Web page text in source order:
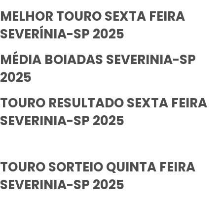
MELHOR TOURO SEXTA FEIRA
SEVERÍNIA-SP 2025
MÉDIA BOIADAS SEVERINIA-SP
2025
TOURO RESULTADO SEXTA FEIRA
SEVERINIA-SP 2025
TOURO SORTEIO QUINTA FEIRA
SEVERINIA-SP 2025